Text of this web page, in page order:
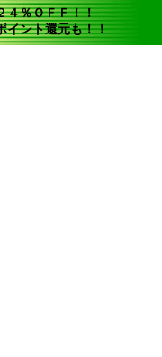
４％ＯＦＦ！！
イント還元も！！